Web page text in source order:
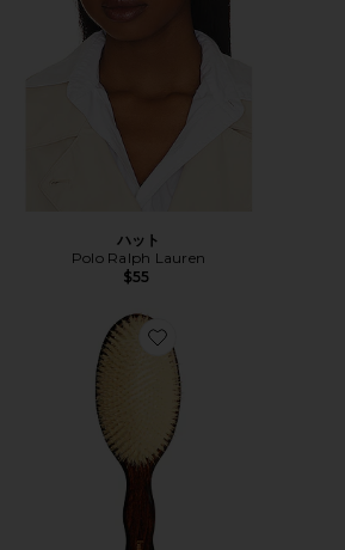
ハット
Polo Ralph Lauren
$55
Favorite THE MERMAID